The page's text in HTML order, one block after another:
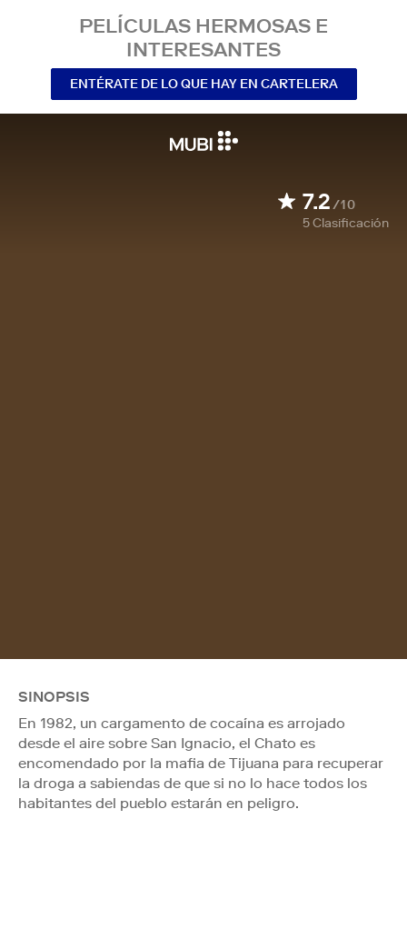
PELÍCULAS HERMOSAS E
INTERESANTES
ENTÉRATE DE LO QUE HAY EN CARTELERA
7.2/10
5Clasificación
SINOPSIS
En 1982, un cargamento de cocaína es arrojado
desde el aire sobre San Ignacio, el Chato es
encomendado por la mafia de Tijuana para recuperar
la droga a sabiendas de que si no lo hace todos los
habitantes del pueblo estarán en peligro.